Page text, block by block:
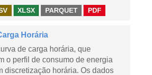
XLSX PARQUET PDF
Horária
de carga horária, que
o perfil de consumo de energia
discretização horária. Os dados